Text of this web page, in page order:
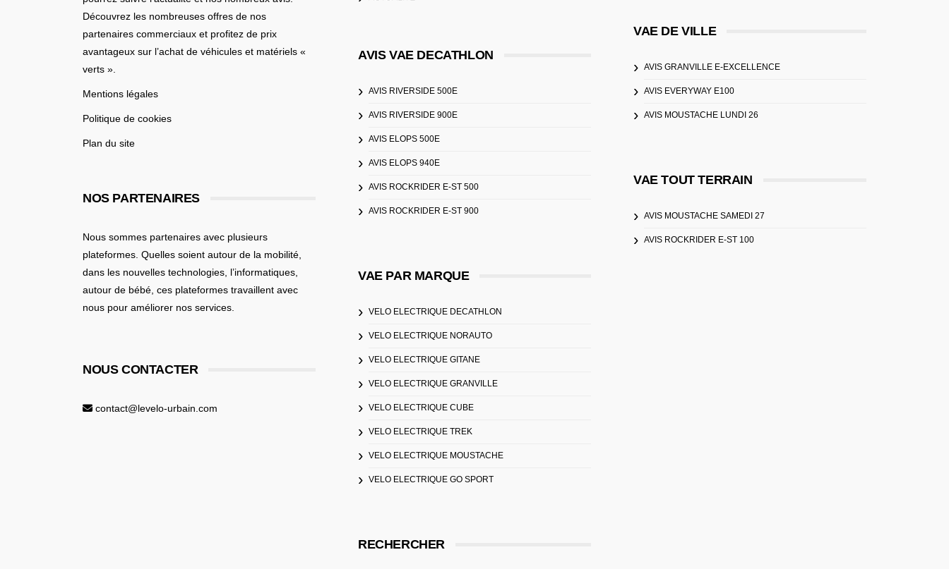
Découvrez les nombreuses offres de nos
partenaires commerciaux et profitez de prix
avantageux sur l’achat de véhicules et matériels «
verts ».
Mentions légales
Politique de cookies
Plan du site
NOS PARTENAIRES
Nous sommes partenaires avec plusieurs
plateformes. Quelles soient autour de la mobilité
dans les nouvelles technologies, l’informatiques,
autour de bébé , ces plateformes travaillent avec
nous pour améliorer nos services.
NOUS CONTACTER
contact@levelo-urbain.com
AVIS VAE DECATHLON
AVIS RIVERSIDE 500E
AVIS RIVERSIDE 900E
AVIS ELOPS 500E
AVIS ELOPS 940E
AVIS ROCKRIDER E-ST 500
AVIS ROCKRIDER E-ST 900
VAE PAR MARQUE
VELO ELECTRIQUE DECATHLON
VELO ELECTRIQUE NORAUTO
VELO ELECTRIQUE GITANE
VELO ELECTRIQUE GRANVILLE
VELO ELECTRIQUE CUBE
VELO ELECTRIQUE TREK
VELO ELECTRIQUE MOUSTACHE
VELO ELECTRIQUE GO SPORT
RECHERCHER
VAE DE VILLE
AVIS GRANVILLE E-EXCELLENCE
AVIS EVERYWAY E100
AVIS MOUSTACHE LUNDI 26
VAE TOUT TERRAIN
AVIS MOUSTACHE SAMEDI 27
AVIS ROCKRIDER E-ST 100